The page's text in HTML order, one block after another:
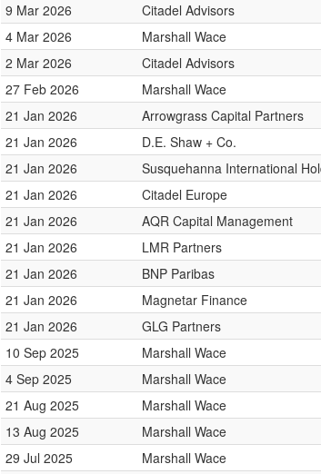
9 Mar 2026
Citadel Advisors
4 Mar 2026
Marshall Wace
2 Mar 2026
Citadel Advisors
27 Feb 2026
Marshall Wace
21 Jan 2026
Arrowgrass Capital Partners
21 Jan 2026
D.E. Shaw + Co.
21 Jan 2026
Susquehanna International
21 Jan 2026
Citadel Europe
21 Jan 2026
AQR Capital Management
21 Jan 2026
LMR Partners
21 Jan 2026
BNP Paribas
21 Jan 2026
Magnetar Finance
21 Jan 2026
GLG Partners
10 Sep 2025
Marshall Wace
4 Sep 2025
Marshall Wace
21 Aug 2025
Marshall Wace
13 Aug 2025
Marshall Wace
29 Jul 2025
Marshall Wace